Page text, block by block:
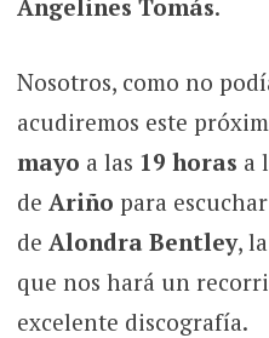
Angelines Tomás.
Nosotros, como no
acudiremos este
mayo a las 19 horas a
de Ariño para
de Alondra Bentley,
que nos hará un
excelente discografía.